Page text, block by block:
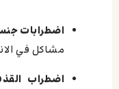
اضطرابات
مشاكل في
اضطراب